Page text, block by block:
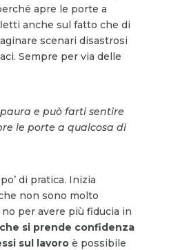
apre le porte a
anche sul fatto che di
scenari disastrosi
Sempre per via delle
e può farti sentire
le porte a qualcosa di
di pratica. Inizia
non sono molto
per avere più fiducia in
si prende confidenza
sul lavoro è possibile